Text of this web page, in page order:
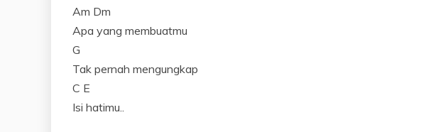
Am Dm
Apa yang membuatmu
G
Tak pernah mengungkap
C E
Isi hatimu..